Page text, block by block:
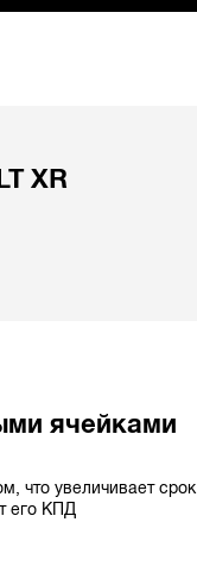
XR
ячейками
что увеличивает срок
его КПД